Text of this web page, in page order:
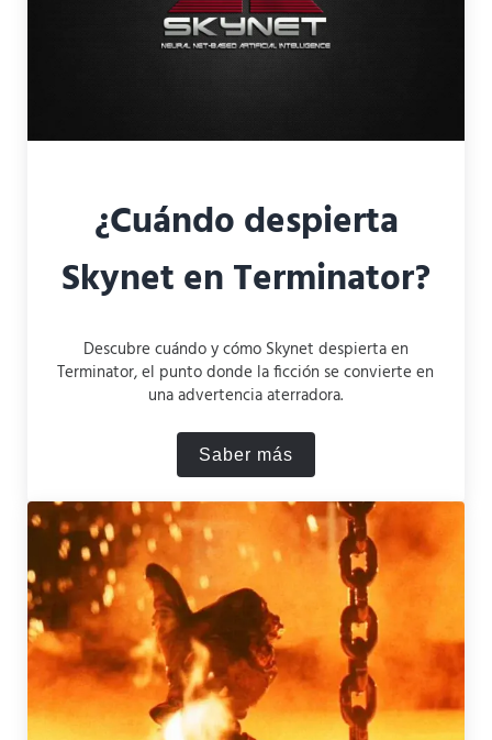
¿Cuándo despierta
Skynet en Terminator?
Descubre cuándo y cómo Skynet despierta en
Terminator, el punto donde la ficción se convierte en
una advertencia aterradora.
Saber más¿Cuándo despierta Skynet